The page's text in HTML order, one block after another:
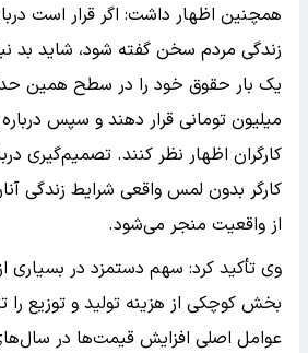
همچنین اظهار داشت: اگر قرار است
زندگی مردم سخن گفته شود، شاید بد
میلیون تومانی قرار دهند و سپس
کارگران اظهار نظر کنند. تصمیم‌گیری
کارگر بدون لمس واقعی شرایط زندگی
از واقعیت منجر می‌شود.
وی تأکید کرد: سهم دستمزد در بسیاری
بخش کوچکی از هزینه تولید و توزیع
عوامل اصلی افزایش قیمت‌ها در